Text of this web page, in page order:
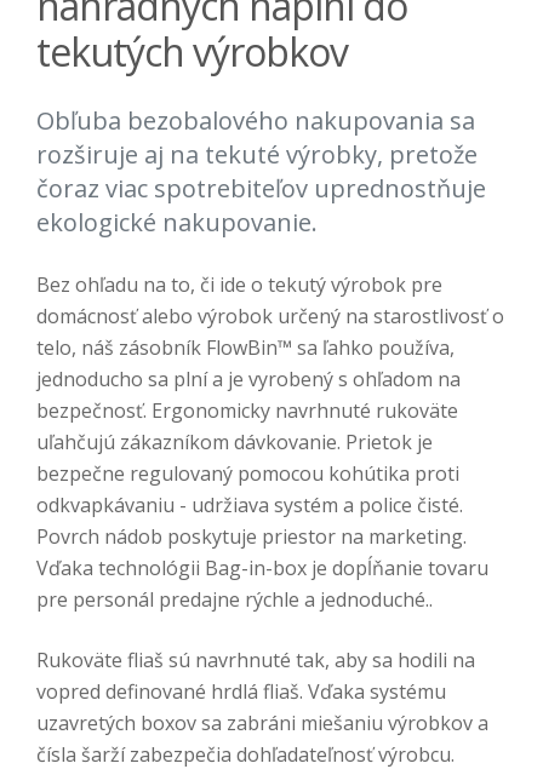
tekutých výrobkov
Obľuba bezobalového nakupovania sa
rozširuje aj na tekuté výrobky, pretože
čoraz viac spotrebiteľov uprednostňuje
ekologické nakupovanie.
Bez ohľadu na to, či ide o tekutý výrobok pre
domácnosť alebo výrobok určený na starostlivosť o
telo, náš zásobník FlowBin™ sa ľahko používa,
jednoducho sa plní a je vyrobený s ohľadom na
bezpečnosť. Ergonomicky navrhnuté rukoväte
uľahčujú zákazníkom dávkovanie. Prietok je
bezpečne regulovaný pomocou kohútika proti
odkvapkávaniu - udržiava systém a police čisté.
Povrch nádob poskytuje priestor na marketing.
Vďaka technológii Bag-in-box je dopĺňanie tovaru
pre personál predajne rýchle a jednoduché..
Rukoväte fliaš sú navrhnuté tak, aby sa hodili na
vopred definované hrdlá fliaš. Vďaka systému
uzavretých boxov sa zabráni miešaniu výrobkov a
čísla šarží zabezpečia dohľadateľnosť výrobcu.